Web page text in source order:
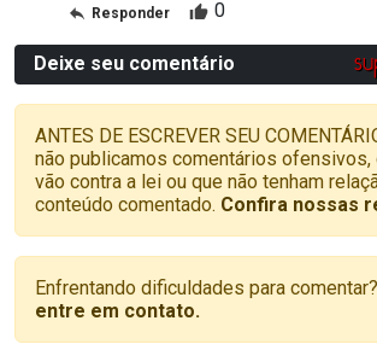
Responder 0
Deixe seu comentário
ANTES DE ESCREVER SEU
não publicamos comentários ofensivos,
vão contra a lei ou que não tenham
conteúdo comentado. Confira nossas
Enfrentando dificuldades para comentar?
entre em contato.